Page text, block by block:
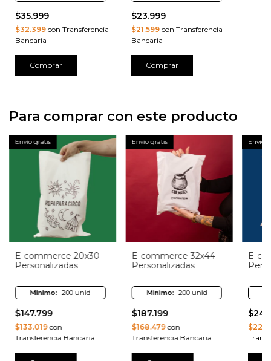
$35.999
$32.399 con Transferencia
Bancaria
Comprar
$23.999
$21.599 con Transferencia
Bancaria
Comprar
Para comprar con este producto
Envío gratis
E-commerce 20x30
Personalizadas
Minimo: 200 unid
$147.799
$133.019con
Transferencia Bancaria
Envío gratis
E-commerce 32x44
Personalizadas
Minimo: 200 unid
$187.199
$168.479con
Transferencia Bancaria
Envío
E-